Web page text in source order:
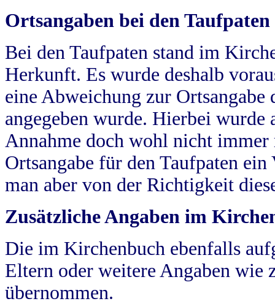
Ortsangaben bei den Taufpaten
Bei den Taufpaten stand im
Herkunft. Es wurde deshalb
eine Abweichung zur
angegeben wurde. Hierbei wurde
Annahme doch wohl nicht
Ortsangabe für den Taufpaten
man aber von der Richtigkeit
Zusätzliche Angaben im
Die im Kirchenbuch ebenfalls
Eltern oder weitere Angaben wie
übernommen.